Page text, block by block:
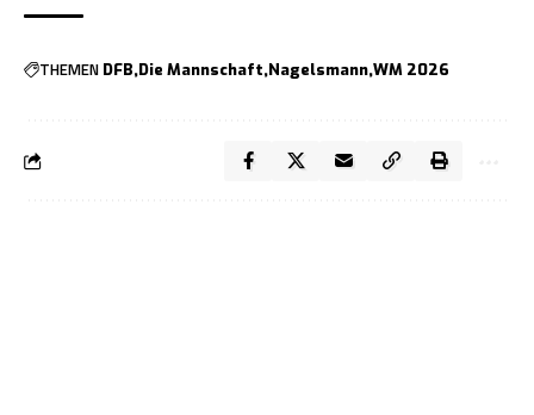
THEMEN DFB Die Mannschaft Nagelsmann WM 2026